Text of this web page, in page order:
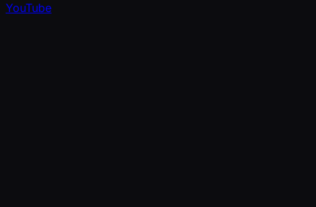
YouTube